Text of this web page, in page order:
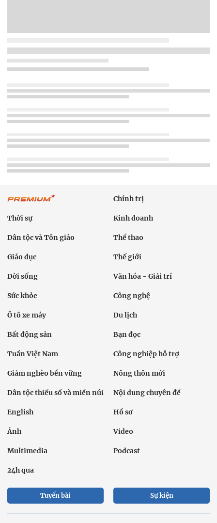
Chính trị
Thời sự Kinh doanh
Dân tộc và Tôn giáo Thể thao
Giáo dục Thế giới
Đời sống Văn hóa - Giải trí
Sức khỏe Công nghệ
Ô tô xe máy Du lịch
Bất động sản Bạn đọc
Tuần Việt Nam Công nghiệp hỗ trợ
Giảm nghèo bền vững Nông thôn mới
Dân tộc thiểu số và miền núi Nội dung chuyên đề
English Hồ sơ
Ảnh Video
Multimedia Podcast
24h qua
Tuyến bài Sự kiện